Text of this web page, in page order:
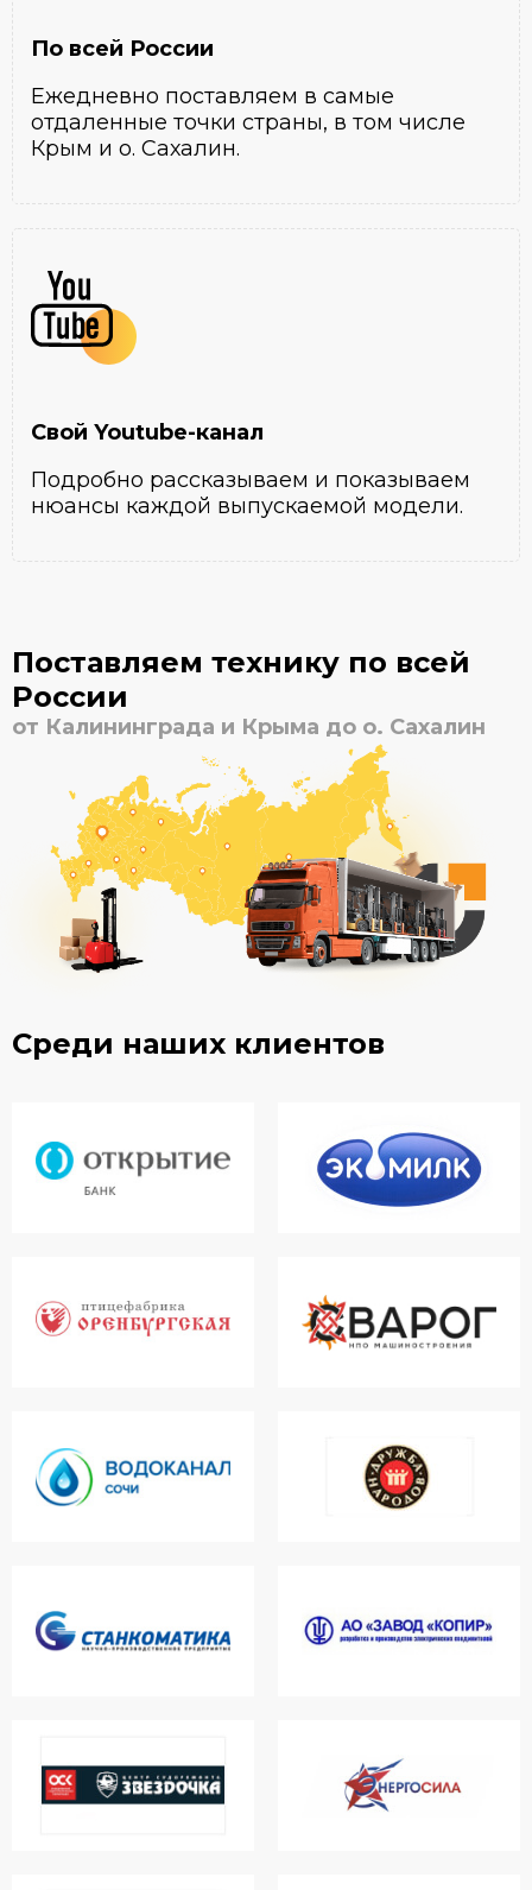
По всей России
Ежедневно поставляем в самые
отдаленные точки страны, в том числе
Крым и о. Сахалин.
Свой Youtube-канал
Подробно рассказываем и показываем
нюансы каждой выпускаемой модели.
Поставляем технику по всей
России
от Калининграда и Крыма до о. Сахалин
Среди наших клиентов